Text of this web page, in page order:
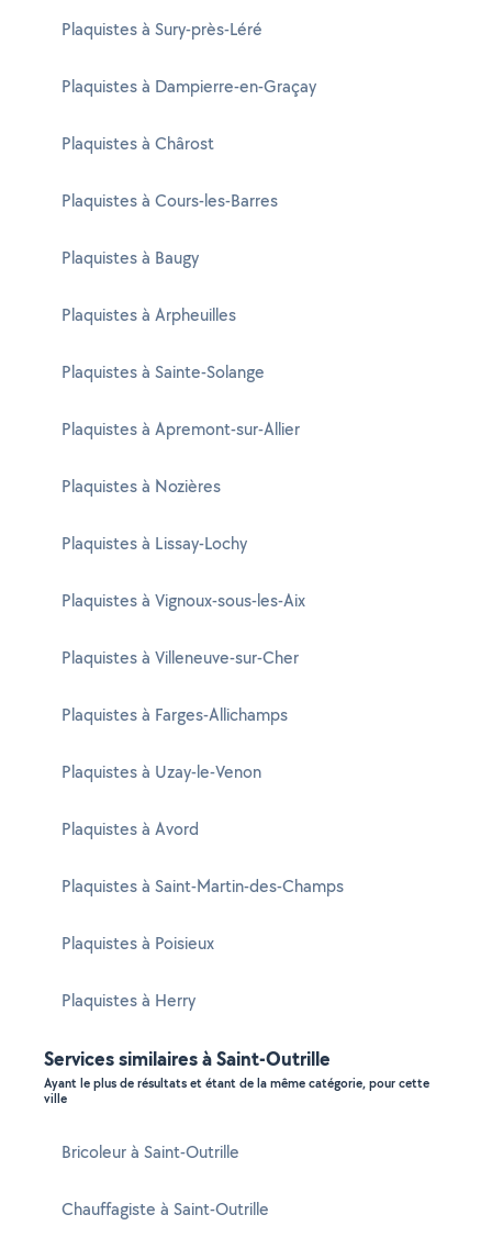
Plaquistes à Sury-près-Léré
Plaquistes à Dampierre-en-Graçay
Plaquistes à Chârost
Plaquistes à Cours-les-Barres
Plaquistes à Baugy
Plaquistes à Arpheuilles
Plaquistes à Sainte-Solange
Plaquistes à Apremont-sur-Allier
Plaquistes à Nozières
Plaquistes à Lissay-Lochy
Plaquistes à Vignoux-sous-les-Aix
Plaquistes à Villeneuve-sur-Cher
Plaquistes à Farges-Allichamps
Plaquistes à Uzay-le-Venon
Plaquistes à Avord
Plaquistes à Saint-Martin-des-Champs
Plaquistes à Poisieux
Plaquistes à Herry
Services similaires à Saint-Outrille
Ayant le plus de résultats et étant de la même catégorie, pour cette
ville
Bricoleur à Saint-Outrille
Chauffagiste à Saint-Outrille